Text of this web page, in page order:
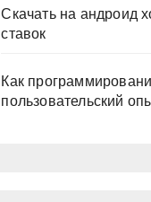
Скачать на андроид
ставок
Как
пользовательский